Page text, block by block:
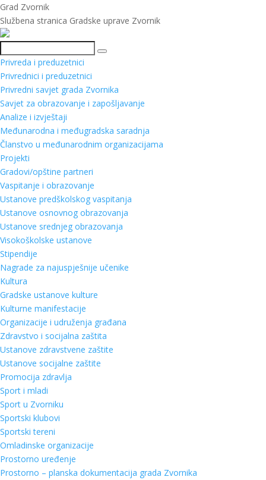
Grad Zvornik
Službena stranica Gradske uprave Zvornik
Pretraga
Privreda i preduzetnici
Privrednici i preduzetnici
Privredni savjet grada Zvornika
Savjet za obrazovanje i zapošljavanje
Analize i izvještaji
Međunarodna i međugradska saradnja
Članstvo u međunarodnim organizacijama
Projekti
Gradovi/opštine partneri
Vaspitanje i obrazovanje
Ustanove predškolskog vaspitanja
Ustanove osnovnog obrazovanja
Ustanove srednjeg obrazovanja
Visokoškolske ustanove
Stipendije
Nagrade za najuspješnije učenike
Kultura
Gradske ustanove kulture
Kulturne manifestacije
Organizacije i udruženja građana
Zdravstvo i socijalna zaštita
Ustanove zdravstvene zaštite
Ustanove socijalne zaštite
Promocija zdravlja
Sport i mladi
Sport u Zvorniku
Sportski klubovi
Sportski tereni
Omladinske organizacije
Prostorno uređenje
Prostorno – planska dokumentacija grada Zvornika